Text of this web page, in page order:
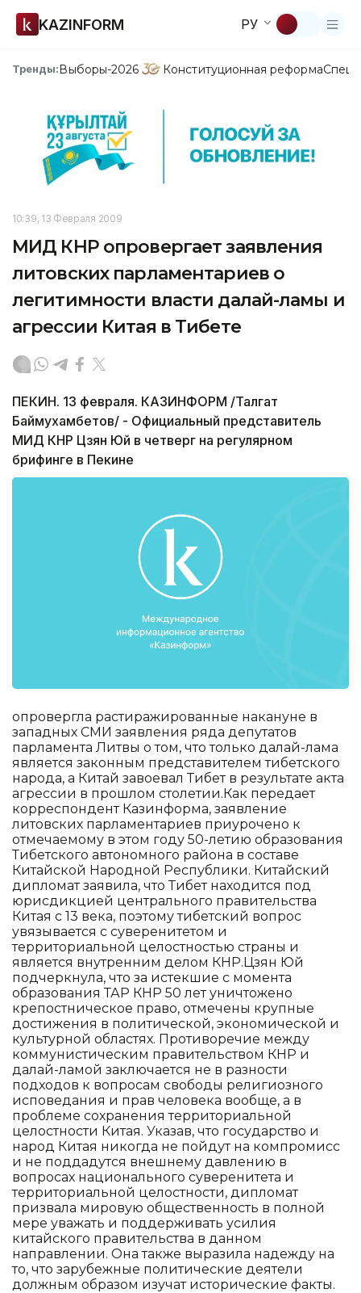
KAZINFORM РУ
Тренды:Выборы-2026 Конституционная реформа
10:39, 13 Февраля 2009
МИД КНР опровергает заявления
литовских парламентариев о
легитимности власти далай-ламы и
агрессии Китая в Тибете
ПЕКИН. 13 февраля. КАЗИНФОРМ /Талгат
Баймухамбетов/ - Официальный представитель
МИД КНР Цзян Юй в четверг на регулярном
брифинге в Пекине
опровергла растиражированные накануне в
западных СМИ заявления ряда депутатов
парламента Литвы о том, что только далай-лама
является законным представителем тибетского
народа, а Китай завоевал Тибет в результате акта
агрессии в прошлом столетии.Как передает
корреспондент Казинформа, заявление
литовских парламентариев приурочено к
отмечаемому в этом году 50-летию образования
Тибетского автономного района в составе
Китайской Народной Республики. Китайский
дипломат заявила, что Тибет находится под
юрисдикцией центрального правительства
Китая с 13 века, поэтому тибетский вопрос
увязывается с суверенитетом и
территориальной целостностью страны и
является внутренним делом КНР.Цзян Юй
подчеркнула, что за истекшие с момента
образования ТАР КНР 50 лет уничтожено
крепостническое право, отмечены крупные
достижения в политической, экономической и
культурной областях. Противоречие между
коммунистическим правительством КНР и
далай-ламой заключается не в разности
подходов к вопросам свободы религиозного
исповедания и прав человека вообще, а в
проблеме сохранения территориальной
целостности Китая. Указав, что государство и
народ Китая никогда не пойдут на компромисс
и не поддадутся внешнему давлению в
вопросах национального суверенитета и
территориальной целостности, дипломат
призвала мировую общественность в полной
мере уважать и поддерживать усилия
китайского правительства в данном
направлении. Она также выразила надежду на
то, что зарубежные политические деятели
должным образом изучат исторические факты.